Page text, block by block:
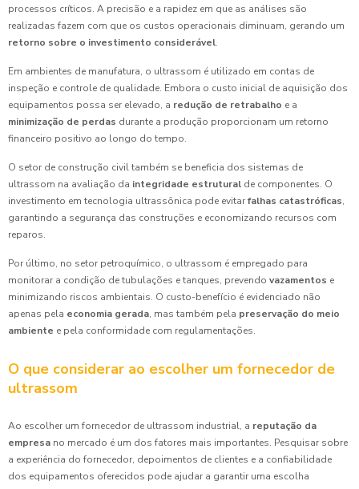
processos críticos. A precisão e a rapidez em que as análises são
realizadas fazem com que os custos operacionais diminuam, gerando um
retorno sobre o investimento considerável.
Em ambientes de manufatura, o ultrassom é utilizado em contas de
inspeção e controle de qualidade. Embora o custo inicial de aquisição dos
equipamentos possa ser elevado, a redução de retrabalho e a
minimização de perdas durante a produção proporcionam um retorno
financeiro positivo ao longo do tempo.
O setor de construção civil também se beneficia dos sistemas de
ultrassom na avaliação da integridade estrutural de componentes. O
investimento em tecnologia ultrassônica pode evitarfalhas catastróficas,
garantindo a segurança das construções e economizando recursos com
reparos.
Por último, no setor petroquímico, o ultrassom é empregado para
monitorar a condição de tubulações e tanques, prevendo vazamentos e
minimizando riscos ambientais. O custo-benefício é evidenciado não
apenas pela economia gerada, mas também pela preservação do meio
ambiente e pela conformidade com regulamentações.
O que considerar ao escolher um fornecedor de
ultrassom
Ao escolher um fornecedor de ultrassom industrial, a reputação da
empresa no mercado é um dos fatores mais importantes. Pesquisar sobre
a experiência do fornecedor, depoimentos de clientes e a confiabilidade
dos equipamentos oferecidos pode ajudar a garantir uma escolha